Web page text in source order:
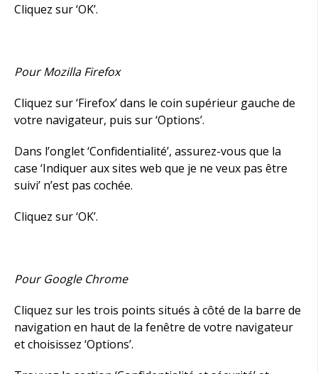
Cliquez sur ‘OK’.
Pour Mozilla Firefox
Cliquez sur ‘Firefox’ dans le coin supérieur gauche de
votre navigateur, puis sur ‘Options’.
Dans l’onglet ‘Confidentialité’, assurez-vous que la
case ‘Indiquer aux sites web que je ne veux pas être
suivi’ n’est pas cochée.
Cliquez sur ‘OK’.
Pour Google Chrome
Cliquez sur les trois points situés à côté de la barre de
navigation en haut de la fenêtre de votre navigateur
et choisissez ‘Options’.